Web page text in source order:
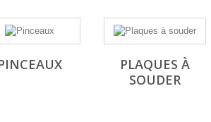
PLAQUES À
SOUDER